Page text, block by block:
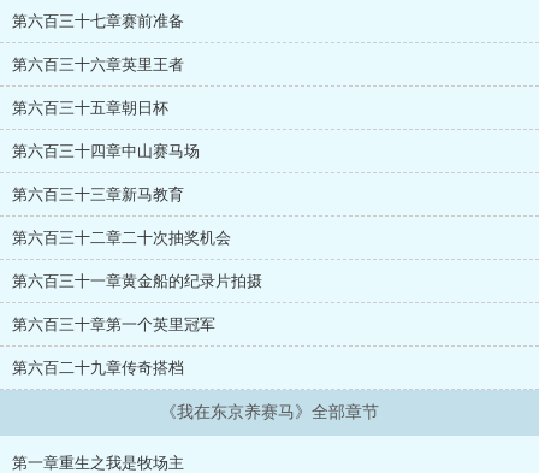
第六百三十七章赛前准备
第六百三十六章英里王者
第六百三十五章朝日杯
第六百三十四章中山赛马场
第六百三十三章新马教育
第六百三十二章二十次抽奖机会
第六百三十一章黄金船的纪录片拍摄
第六百三十章第一个英里冠军
第六百二十九章传奇搭档
《我在东京养赛马》全部章节
第一章重生之我是牧场主